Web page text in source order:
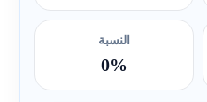
النسبة
0%